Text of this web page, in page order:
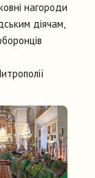
нагороди
діячам,